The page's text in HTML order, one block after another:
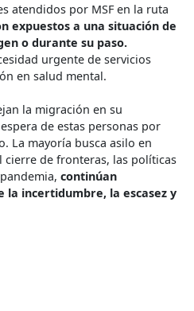
atendidos por MSF en la ruta
expuestos a una situación de
o durante su paso.
urgente de servicios
en salud mental.
la migración en su
de estas personas por
La mayoría busca asilo en
cierre de fronteras, las políticas
continúan
la incertidumbre, la escasez y